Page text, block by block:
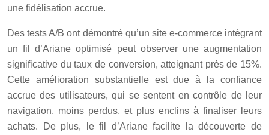
une fidélisation accrue.
Des tests A/B ont démontré qu’un site e-commerce intégrant
un fil d’Ariane optimisé peut observer une augmentation
significative du taux de conversion, atteignant près de 15%.
Cette amélioration substantielle est due à la confiance
accrue des utilisateurs, qui se sentent en contrôle de leur
navigation, moins perdus, et plus enclins à finaliser leurs
achats. De plus, le fil d’Ariane facilite la découverte de